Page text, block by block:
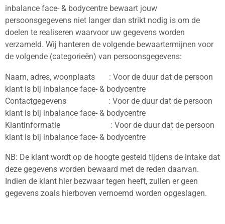
inbalance face- & bodycentre bewaart jouw
persoonsgegevens niet langer dan strikt nodig is om de
doelen te realiseren waarvoor uw gegevens worden
verzameld. Wij hanteren de volgende bewaartermijnen voor
de volgende (categorieën) van persoonsgegevens:
Naam, adres, woonplaats : Voor de duur dat de persoon
klant is bij inbalance face- & bodycentre
Contactgegevens : Voor de duur dat de persoon
klant is bij inbalance face- & bodycentre
Klantinformatie : Voor de duur dat de persoon
klant is bij inbalance face- & bodycentre
NB: De klant wordt op de hoogte gesteld tijdens de intake dat
deze gegevens worden bewaard met de reden daarvan.
Indien de klant hier bezwaar tegen heeft, zullen er geen
gegevens zoals hierboven vernoemd worden opgeslagen.